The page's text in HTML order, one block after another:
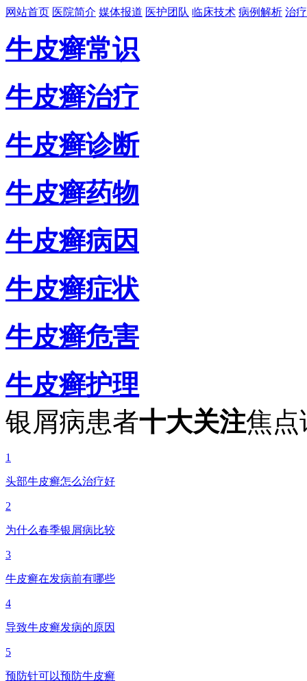
网站首页 医院简介 媒体报道 医护团队 临床技术 病例解析 治
牛皮癣常识
牛皮癣治疗
牛皮癣诊断
牛皮癣药物
牛皮癣病因
牛皮癣症状
牛皮癣危害
牛皮癣护理
银屑病患者十大关注焦点
1
头部牛皮癣怎么治疗好
2
为什么春季银屑病比较
3
牛皮癣在发病前有哪些
4
导致牛皮癣发病的原因
5
预防针可以预防牛皮癣